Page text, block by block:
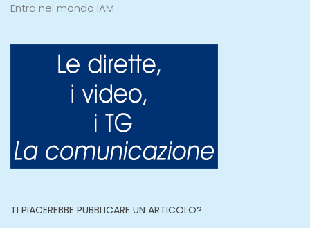
Entra nel mondo IAM
TI PIACEREBBE PUBBLICARE UN ARTICOLO?